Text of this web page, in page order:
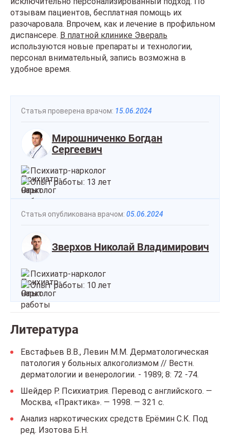
отзывам пациентов, бесплатная помощь их
разочаровала. Впрочем, как и лечение в профильном
диспансере. В платной клинике Эвераль
используются новые препараты и технологии,
персонал внимательный, запись возможна в
удобное время.
Статья проверена врачом: 15.06.2024
Мирошниченко Богдан
Сергеевич
Психиатр-нарколог
Опыт работы: 13 лет
Статья опубликована врачом: 05.06.2024
Зверхов Николай Владимирович
Психиатр-нарколог
Опыт работы: 10 лет
Литература
Евстафьев В.В., Левин М.М. Дерматологическая
патология у больных алкоголизмом // Вестн.
дерматологии и венерологии. - 1989; 8: 72 -74.
Шейдер Р. Психиатрия. Перевод с английского. —
Москва, «Практика». — 1998. — 321 с.
Анализ наркотических средств Ерёмин С.К. Под
ред. Изотова Б.Н.